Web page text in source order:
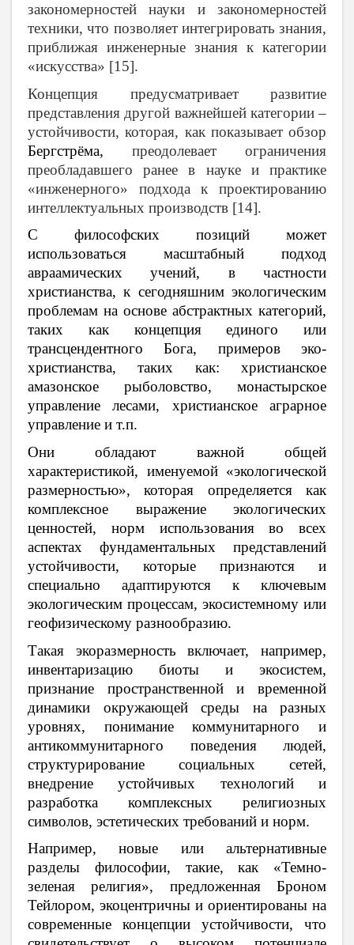
закономерностей науки и закономерностей
техники, что позволяет интегрировать знания,
приближая инженерные знания к категории
«искусства» [15].
Концепция предусматривает развитие
представления другой важнейшей категории –
устойчивости, которая, как показывает обзор
Бергстрёма, преодолевает ограничения
преобладавшего ранее в науке и практике
«инженерного» подхода к проектированию
интеллектуальных производств [14].
С философских позиций может
использоваться масштабный подход
авраамических учений, в частности
христианства, к сегодняшним экологическим
проблемам на основе абстрактных категорий,
таких как концепция единого или
трансцендентного Бога, примеров эко-
христианства, таких как: христианское
амазонское рыболовство, монастырское
управление лесами, христианское аграрное
управление и т.п.
Они обладают важной общей
характеристикой, именуемой «экологической
размерностью», которая определяется как
комплексное выражение экологических
ценностей, норм использования во всех
аспектах фундаментальных представлений
устойчивости, которые признаются и
специально адаптируются к ключевым
экологическим процессам, экосистемному или
геофизическому разнообразию.
Такая экоразмерность включает, например,
инвентаризацию биоты и экосистем,
признание пространственной и временной
динамики окружающей среды на разных
уровнях, понимание коммунитарного и
антикоммунитарного поведения людей,
структурирование социальных сетей,
внедрение устойчивых технологий и
разработка комплексных религиозных
символов, эстетических требований и норм.
Например, новые или альтернативные
разделы философии, такие, как «Темно-
зеленая религия», предложенная Броном
Тейлором, экоцентричны и ориентированы на
современные концепции устойчивости, что